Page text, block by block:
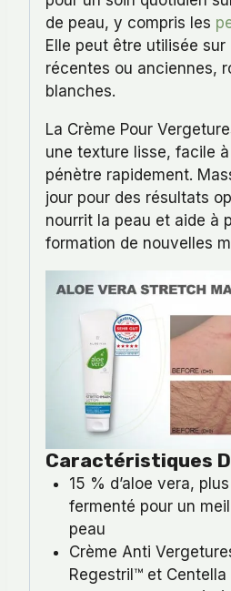
de peau, y compris les
Elle peut être utilisée
récentes ou anciennes,
blanches.
La Crème Pour
une texture lisse, facile
pénètre rapidement.
jour pour des résultats
nourrit la peau et aide à
formation de nouvelles
Caractéristiques
15 % d’aloe vera,
fermenté pour un
peau
Crème Anti
Regestril™ et